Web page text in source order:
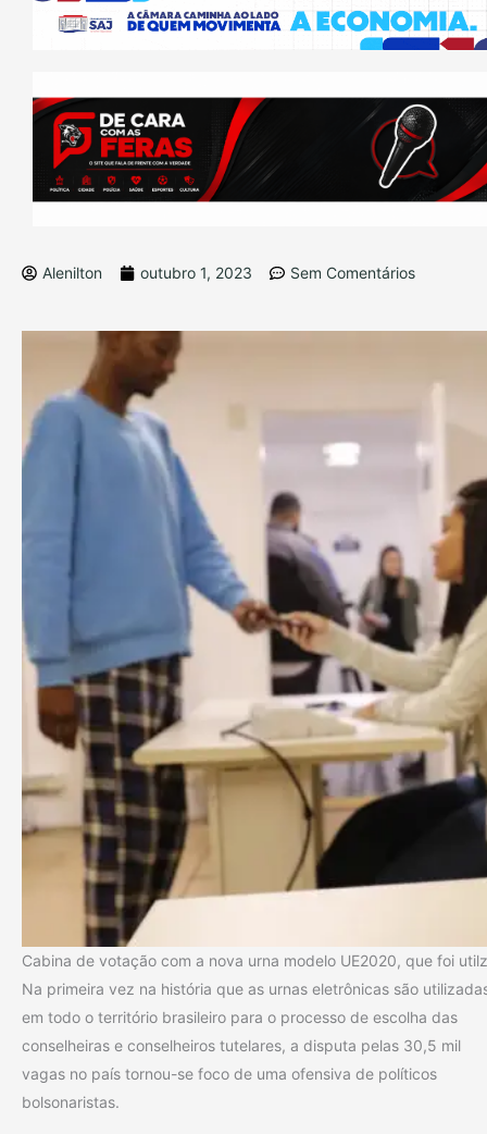
Alenilton outubro 1, 2023 Sem Comentários
Cabina de votação com a nova urna modelo UE2020, que foi
Na primeira vez na história que as urnas eletrônicas são
em todo o território brasileiro para o processo de escolha das
conselheiras e conselheiros tutelares, a disputa pelas 30,5 mil
vagas no país tornou-se foco de uma ofensiva de políticos
bolsonaristas.